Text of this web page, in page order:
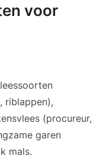
voor
riblappen),
(procureur,
garen
mals.